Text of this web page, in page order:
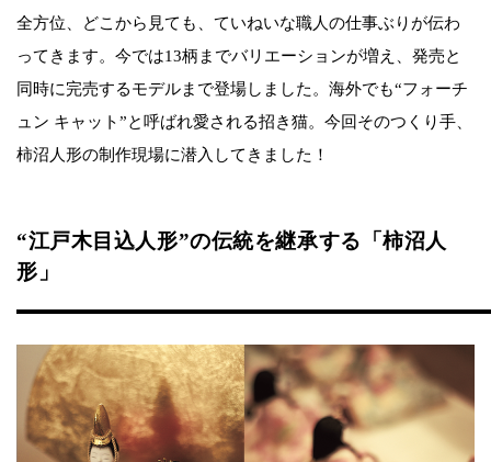
全方位、どこから見ても、ていねいな職人の仕事ぶりが伝わ
ってきます。今では13柄までバリエーションが増え、発売と
同時に完売するモデルまで登場しました。海外でも“フォーチ
ュン キャット”と呼ばれ愛される招き猫。今回そのつくり手、
柿沼人形の制作現場に潜入してきました！
“江戸木目込人形”の伝統を継承する「柿沼人
形」